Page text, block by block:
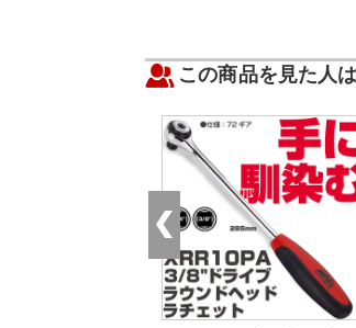
この商品を見た人